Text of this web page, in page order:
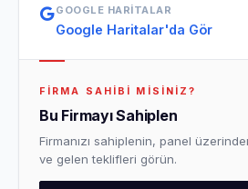
GOOGLE HARITALAR
Google Haritalar'da Gör
FIRMA SAHIBI MISINIZ?
Bu Firmayı Sahiplen
Firmanızı sahiplenin, panel
ve gelen teklifleri görün.